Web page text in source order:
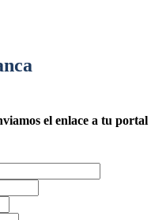
el enlace a tu